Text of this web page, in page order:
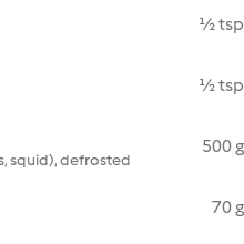
½ tsp
½ tsp
squid), defrosted
500 g
70 g